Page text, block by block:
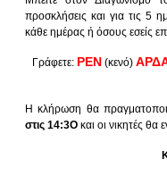
προσκλήσεις και για τις 5
κάθε ημέρας ή όσους εσείς
Γράφετε: ΡΕΝ (κενό)
Η κλήρωση θα
στις 14:3Ο και οι νικητές